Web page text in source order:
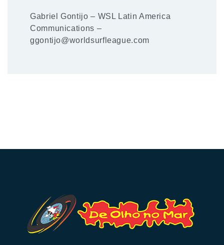
Gabriel Gontijo – WSL Latin America
Communications –
ggontijo@worldsurfleague.com